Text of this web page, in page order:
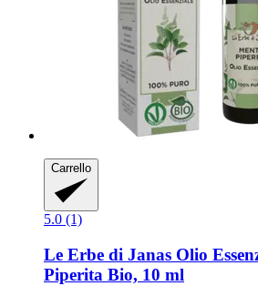
Carrello
5.0 (1)
Le Erbe di Janas Olio
Piperita Bio, 10 ml